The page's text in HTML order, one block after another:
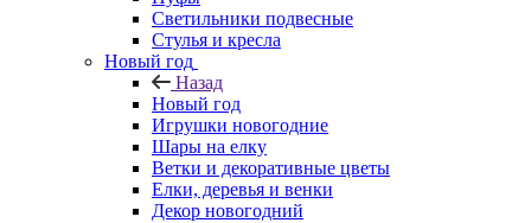
Светильники подвесные
Стулья и кресла
Новый год
Назад
Новый год
Игрушки новогодние
Шары на елку
Ветки и декоративные цветы
Елки, деревья и венки
Декор новогодний